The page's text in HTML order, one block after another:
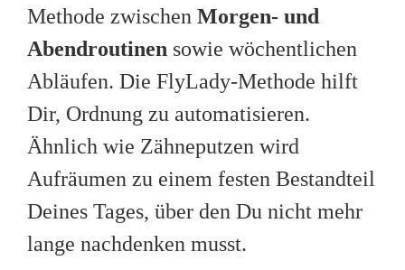
Methode zwischen Morgen- und
Abendroutinen sowie wöchentlichen
Abläufen. Die FlyLady-Methode hilft
Dir, Ordnung zu automatisieren.
Ähnlich wie Zähneputzen wird
Aufräumen zu einem festen Bestandteil
Deines Tages, über den Du nicht mehr
lange nachdenken musst.